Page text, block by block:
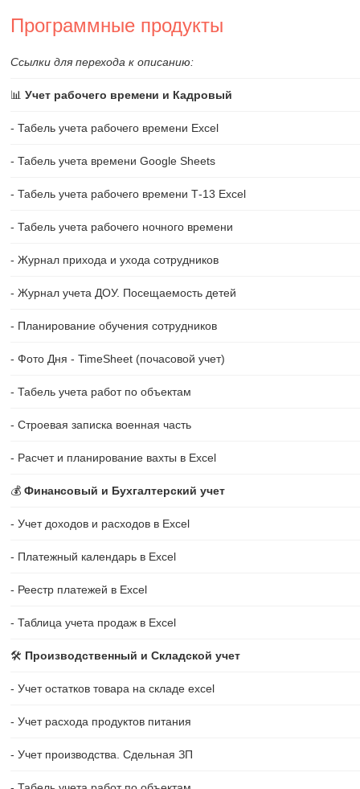
Программные продукты
Ссылки для перехода к описанию:
📊Учет рабочего времени и Кадровый
- Табель учета рабочего времени Excel
- Табель учета времени Google Sheets
- Табель учета рабочего времени Т-13 Excel
- Табель учета рабочего ночного времени
- Журнал прихода и ухода сотрудников
- Журнал учета ДОУ. Посещаемость детей
- Планирование обучения сотрудников
- Фото Дня - TimeSheet (почасовой учет)
- Табель учета работ по объектам
- Строевая записка военная часть
- Расчет и планирование вахты в Excel
💰Финансовый и Бухгалтерский учет
- Учет доходов и расходов в Excel
- Платежный календарь в Excel
- Реестр платежей в Excel
- Таблица учета продаж в Excel
🛠️ Производственный и Складской учет
- Учет остатков товара на складе excel
- Учет расхода продуктов питания
- Учет производства. Сдельная ЗП